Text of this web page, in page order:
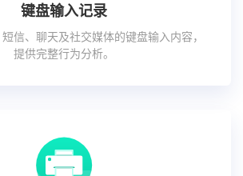
键盘输入记录
信、聊天及社交媒体的键盘输入内容，
提供完整行为分析。